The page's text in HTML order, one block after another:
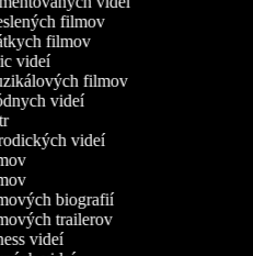
filmov
filmov
videí
filmov
videí
videí
biografií
trailerov
videí